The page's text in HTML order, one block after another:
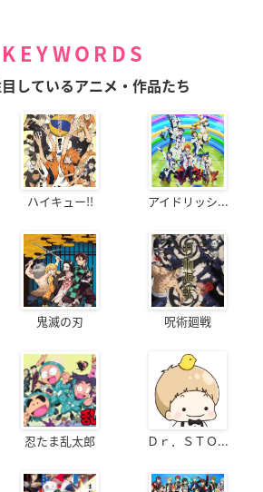
KEYWORDS
しているアニメ・作品たち
ハイキュー!! アイドリッシ...
鬼滅の刃 呪術廻戦
忍たま乱太郎 Ｄｒ．ＳＴＯ...